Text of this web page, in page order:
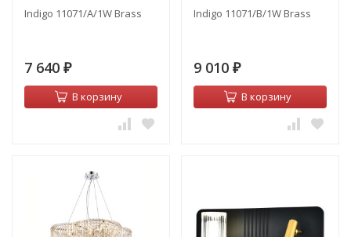
Indigo 11071/A/1W Brass
7 640 ₽
В корзину
Indigo 11071/B/1W Brass
9 010 ₽
В корзину